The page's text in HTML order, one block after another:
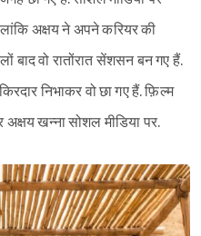
अक्षय ने अपने करियर की
वो रातोंरात सेंशसन बन गए हैं.
निभाकर वो छा गए हैं. फ़िल्म
खन्ना सोशल मीडिया पर.